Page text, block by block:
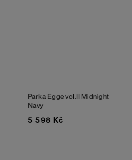
Parka Egge vol.II Midnight
Navy
5 598 Kč